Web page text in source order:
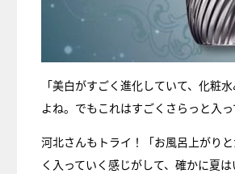
「美白がすごく進化していて、化粧
よね。でもこれはすごくさらっと入
河北さんもトライ！「お風呂上がり
く入っていく感じがして、確かに夏